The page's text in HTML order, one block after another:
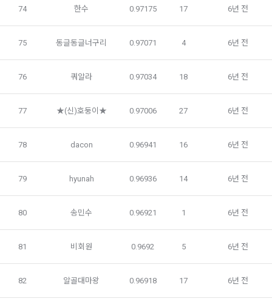
자의 편의증진과 관련된 경우에는 「정보통신망 이용촉진 및
지 아니한다.
제 10 조 (계약의 성립)
당하면 승낙하지 않을 수 있다. 다만, 미성년자와 계약을 체결하
는 경우에는 법정대리인의 동의를 얻지 못하면 미성년자 본인
또는 법정대리인이 계약을 취소할 수 있다는 내용을 고지하여야
가. 신청 내용에 허위, 기재누락, 오기가 있는 경우
등을 포함하여야 한다.
가. 처리위탁
고 있으며, 관계 법령에 따라 위탁계약 시 개인정보가 안전하게
관리될 수 있도록 필요한 사항을 규정하고 있습니다. 변동사항
발생 시 공지사항 또는 개인정보취급방침을 통해 고지하도록 하
지엔유 세무회계    대회 수상자에 따른 소득신고 대행
Mailchimp         뉴스레터 발송 대행
나. 다음의 경우에는 합당한 절차를 통하여 개인정보를 제공 또
는 이용할 수 있습니다.
1) ‘기업 회원’(채용 의뢰 기업)에게 개인정보 제공
데이콘 인재풀 등록 회원의 개인정보는 데이콘 인재풀 서비스의
-개인 정보를 제공 받는자 : 기업회원
74 한수 0.97175 17 6년 전
75 동글동글너구리 0.97071 4 6년 전
76 쿼알라 0.97034 18 6년 전
77 ★(신)호둥이★ 0.97006 27 6년 전
78 dacon 0.96941 16 6년 전
79 hyunah 0.96936 14 6년 전
80 송민수 0.96921 1 6년 전
81 비회원 0.9692 5 6년 전
82 알골대마왕 0.96918 17 6년 전